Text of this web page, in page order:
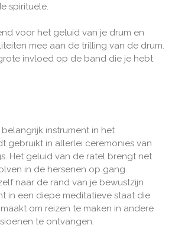
spirituele.
voor het geluid van je drum en
mee aan de trilling van de drum.
invloed op de band die je hebt
instrument in het
gebruikt in allerlei ceremonies van
Het geluid van de ratel brengt net
in de hersenen op gang
naar de rand van je bewustzijn
in een diepe meditatieve staat die
om reizen te maken in andere
te ontvangen.